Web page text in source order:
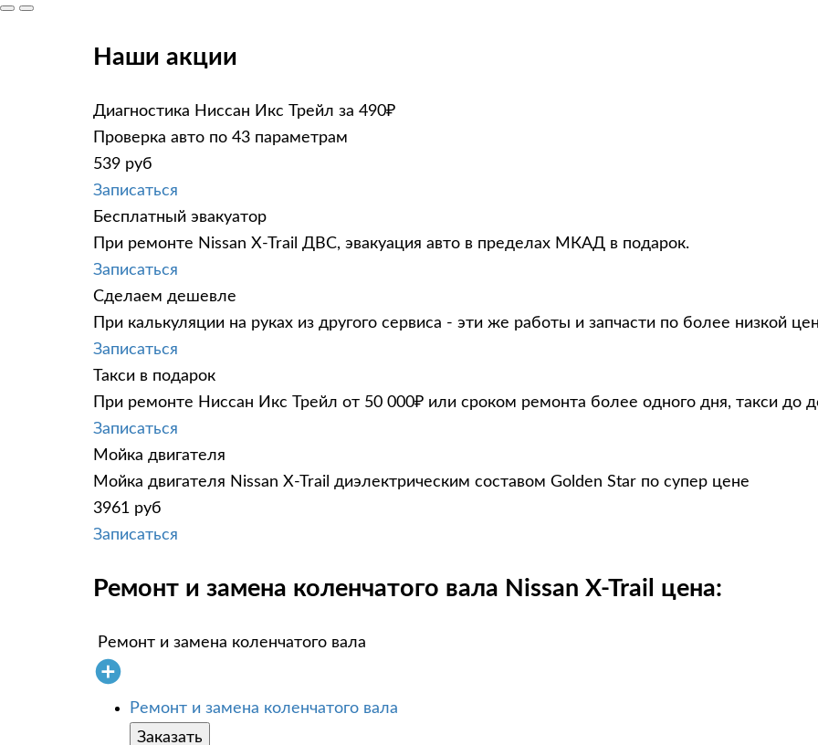
Наши акции
Диагностика Ниссан Икс Трейл за 490₽
Проверка авто по 43 параметрам
539 руб
Записаться
Бесплатный эвакуатор
При ремонте Nissan X-Trail ДВС, эвакуация авто в пределах МКАД в подарок.
Записаться
Сделаем дешевле
При калькуляции на руках из другого сервиса - эти же работы и запчасти по более низкой
Записаться
Такси в подарок
При ремонте Ниссан Икс Трейл от 50 000₽ или сроком ремонта более одного дня, такси до
Записаться
Мойка двигателя
Мойка двигателя Nissan X-Trail диэлектрическим составом Golden Star по супер цене
3961 руб
Записаться
Ремонт и замена коленчатого вала Nissan X-Trail цена:
Ремонт и замена коленчатого вала
Ремонт и замена коленчатого вала
Заказать